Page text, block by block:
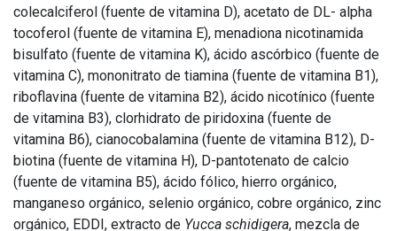
colecalciferol (fuente de vitamina D), acetato de DL- alpha
tocoferol (fuente de vitamina E), menadiona nicotinamida
bisulfato (fuente de vitamina K), ácido ascórbico (fuente de
vitamina C), mononitrato de tiamina (fuente de vitamina B1),
riboflavina (fuente de vitamina B2), ácido nicotínico (fuente
de vitamina B3), clorhidrato de piridoxina (fuente de
vitamina B6), cianocobalamina (fuente de vitamina B12), D-
biotina (fuente de vitamina H), D-pantotenato de calcio
(fuente de vitamina B5), ácido fólico, hierro orgánico,
manganeso orgánico, selenio orgánico, cobre orgánico, zinc
orgánico, EDDI, extracto de Yucca schidigera, mezcla de